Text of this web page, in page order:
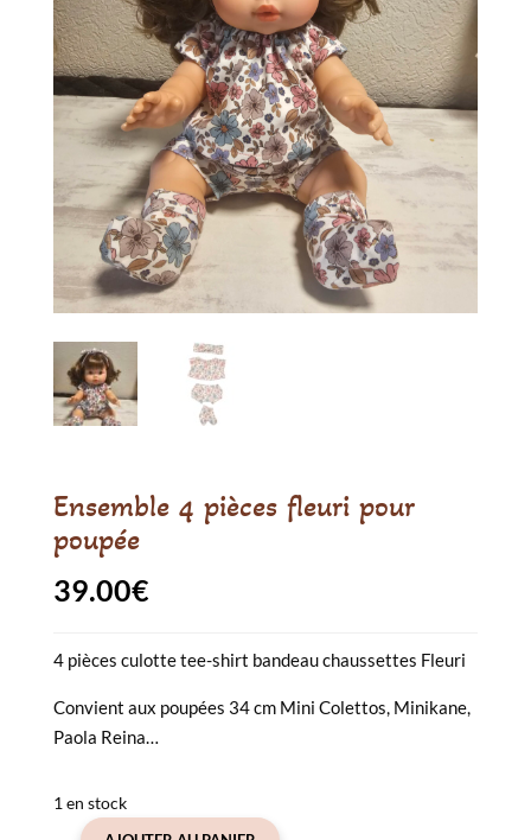
Ensemble 4 pièces fleuri pour
poupée
39.00€
4 pièces culotte tee-shirt bandeau chaussettes Fleuri
Convient aux poupées 34 cm Mini Colettos, Minikane,
Paola Reina…
1 en stock